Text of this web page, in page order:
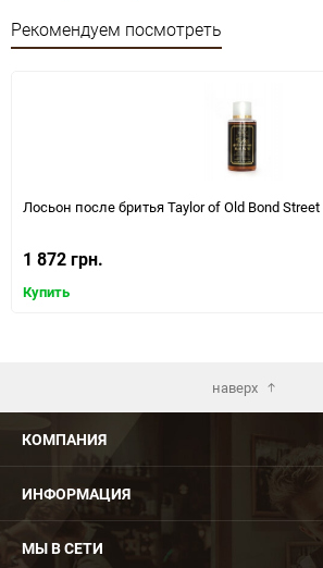
Рекомендуем посмотреть
Лосьон после бритья Taylor of Old Bond
1 872 грн.
Купить
наверх
КОМПАНИЯ
ИНФОРМАЦИЯ
МЫ В СЕТИ